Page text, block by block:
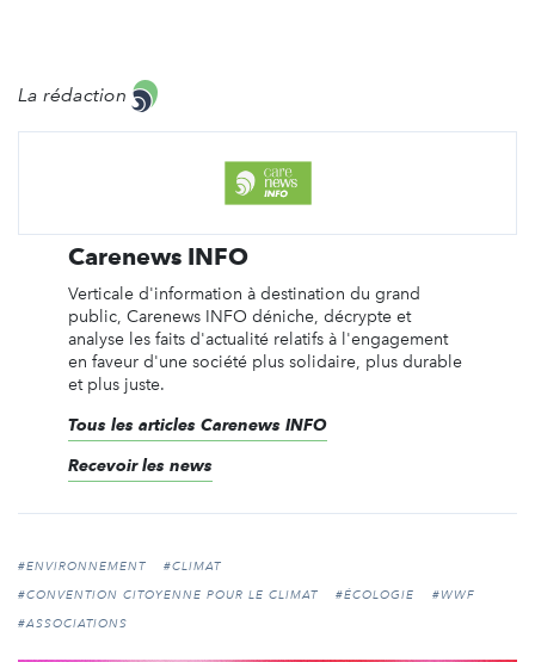
La rédaction
Carenews INFO
Verticale d'information à destination du grand
public, Carenews INFO déniche, décrypte et
analyse les faits d'actualité relatifs à l'engagement
en faveur d'une société plus solidaire, plus durable
et plus juste.
Tous les articles Carenews INFO
Recevoir les news
#ENVIRONNEMENT
#CLIMAT
#CONVENTION CITOYENNE POUR LE CLIMAT
#ÉCOLOGIE
#WWF
#ASSOCIATIONS